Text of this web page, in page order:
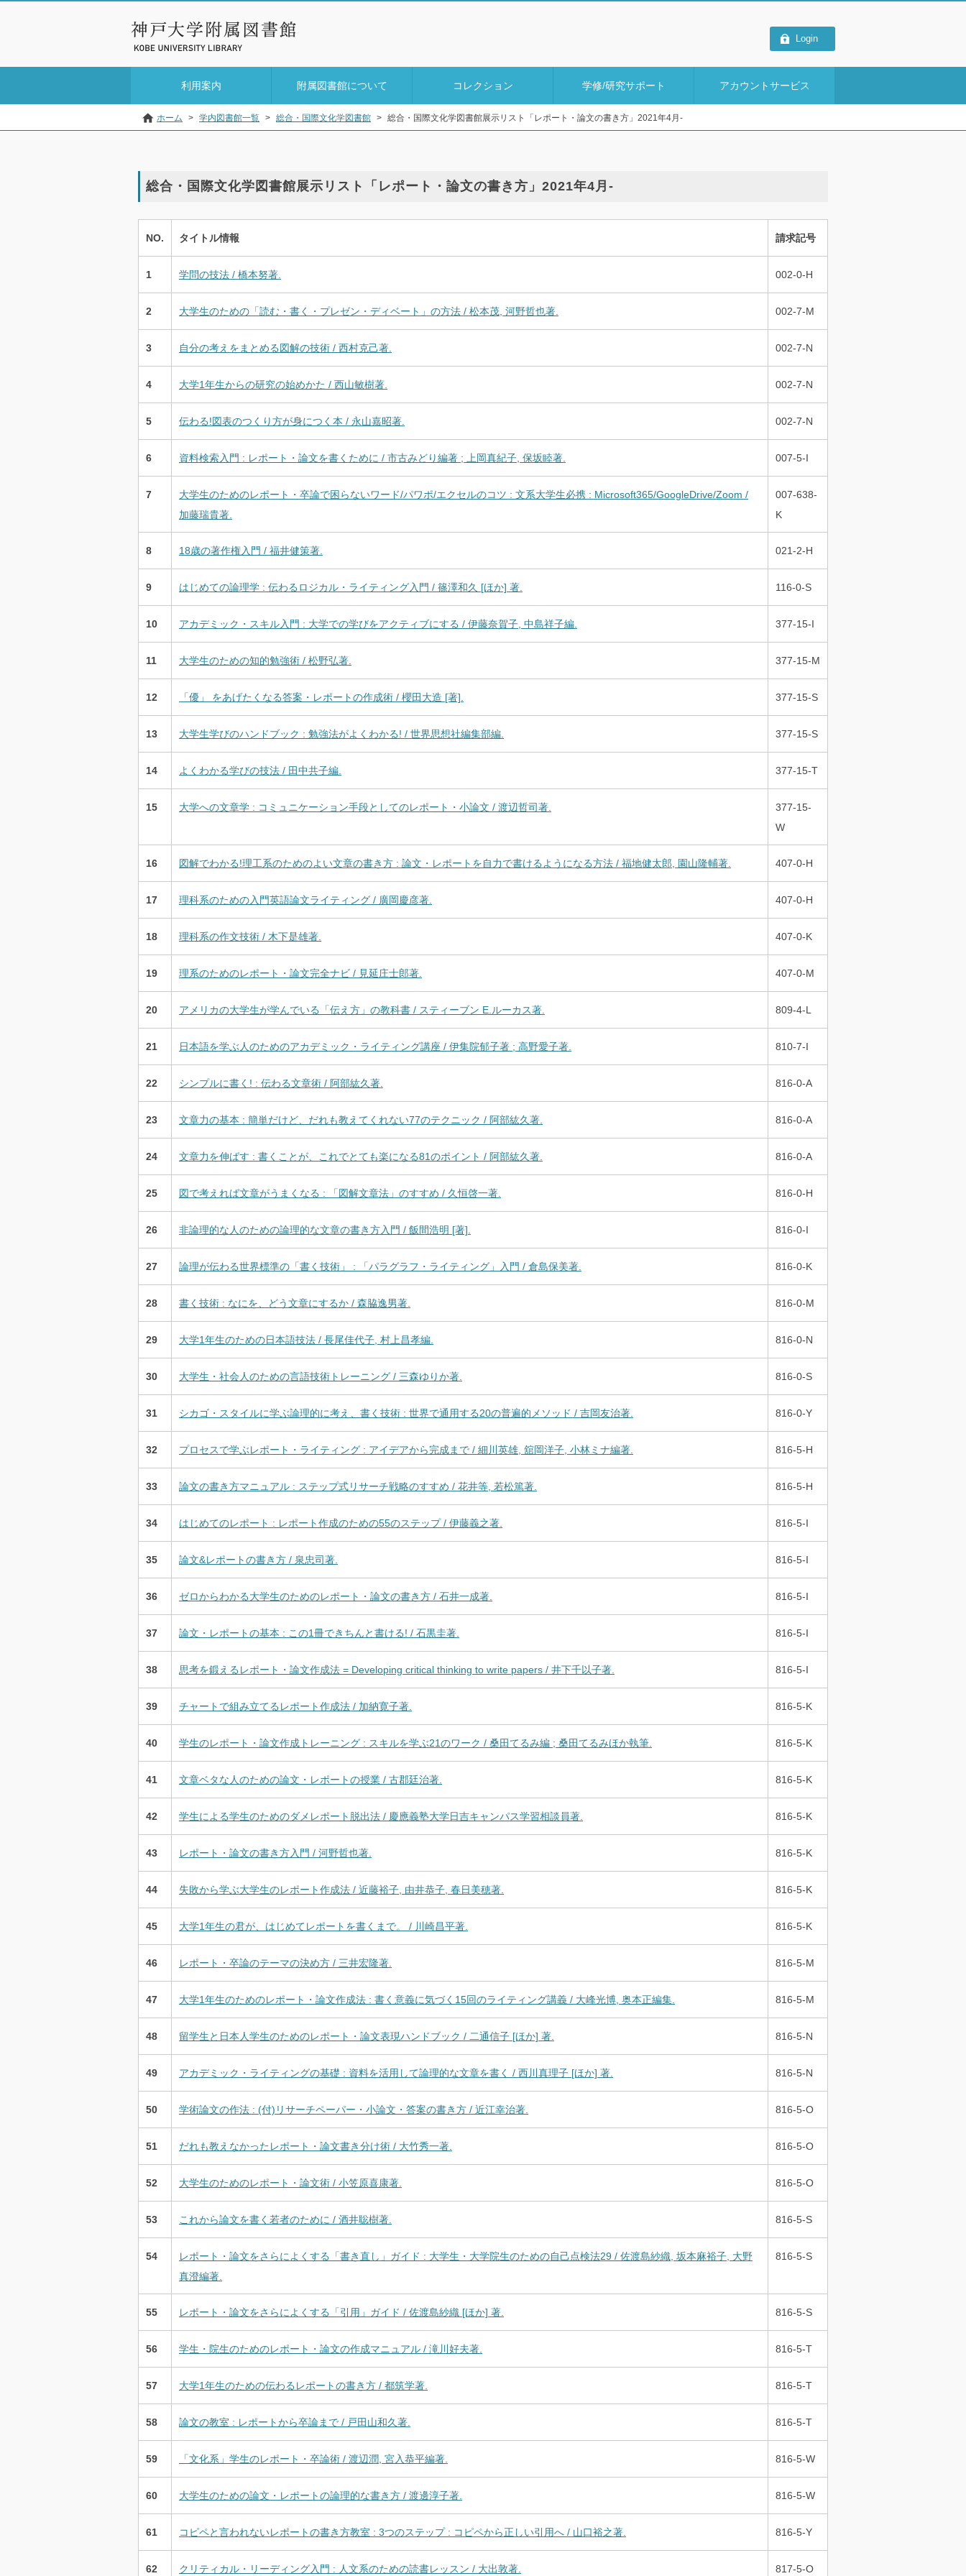
Login
利用案内 附属図書館について コレクション 学修/研究サポート アカウントサービス
ホーム > 学内図書館一覧 > 総合・国際文化学図書館 > 総合・国際文化学図書館展示リスト「レポート・論文の書き方」2021年4月-
総合・国際文化学図書館展示リスト「レポート・論文の書き方」2021年4月-
NO. タイトル情報 請求記号
1 学問の技法 / 橋本努著. 002-0-H
2 大学生のための「読む・書く・プレゼン・ディベート」の方法 / 松本茂, 河野哲也著. 002-7-M
3 自分の考えをまとめる図解の技術 / 西村克己著. 002-7-N
4 大学1年生からの研究の始めかた / 西山敏樹著. 002-7-N
5 伝わる!図表のつくり方が身につく本 / 永山嘉昭著. 002-7-N
6 資料検索入門 : レポート・論文を書くために / 市古みどり編著 ; 上岡真紀子, 保坂睦著. 007-5-I
7
大学生のためのレポート・卒論で困らないワード/パワポ/エクセルのコツ : 文系大学生必携 : Microsoft365/GoogleDrive/Zoom /
加藤瑞貴著.
007-638-
K
8 18歳の著作権入門 / 福井健策著. 021-2-H
9 はじめての論理学 : 伝わるロジカル・ライティング入門 / 篠澤和久 [ほか] 著. 116-0-S
10 アカデミック・スキル入門 : 大学での学びをアクティブにする / 伊藤奈賀子, 中島祥子編. 377-15-I
11 大学生のための知的勉強術 / 松野弘著. 377-15-M
12 「優」 をあげたくなる答案・レポートの作成術 / 櫻田大造 [著]. 377-15-S
13 大学生学びのハンドブック : 勉強法がよくわかる! / 世界思想社編集部編. 377-15-S
14 よくわかる学びの技法 / 田中共子編. 377-15-T
15 大学への文章学 : コミュニケーション手段としてのレポート・小論文 / 渡辺哲司著.
377-15-
W
16 図解でわかる!理工系のためのよい文章の書き方 : 論文・レポートを自力で書けるようになる方法 / 福地健太郎, 園山隆輔著. 407-0-H
17 理科系のための入門英語論文ライティング / 廣岡慶彦著. 407-0-H
18 理科系の作文技術 / 木下是雄著. 407-0-K
19 理系のためのレポート・論文完全ナビ / 見延庄士郎著. 407-0-M
20 アメリカの大学生が学んでいる「伝え方」の教科書 / スティーブン E.ルーカス著. 809-4-L
21 日本語を学ぶ人のためのアカデミック・ライティング講座 / 伊集院郁子著 ; 高野愛子著. 810-7-I
22 シンプルに書く! : 伝わる文章術 / 阿部紘久著. 816-0-A
23 文章力の基本 : 簡単だけど、だれも教えてくれない77のテクニック / 阿部紘久著. 816-0-A
24 文章力を伸ばす : 書くことが、これでとても楽になる81のポイント / 阿部紘久著. 816-0-A
25 図で考えれば文章がうまくなる : 「図解文章法」のすすめ / 久恒啓一著. 816-0-H
26 非論理的な人のための論理的な文章の書き方入門 / 飯間浩明 [著]. 816-0-I
27 論理が伝わる世界標準の「書く技術」 : 「パラグラフ・ライティング」入門 / 倉島保美著. 816-0-K
28 書く技術 : なにを、どう文章にするか / 森脇逸男著. 816-0-M
29 大学1年生のための日本語技法 / 長尾佳代子, 村上昌孝編. 816-0-N
30 大学生・社会人のための言語技術トレーニング / 三森ゆりか著. 816-0-S
31 シカゴ・スタイルに学ぶ論理的に考え、書く技術 : 世界で通用する20の普遍的メソッド / 吉岡友治著. 816-0-Y
32 プロセスで学ぶレポート・ライティング : アイデアから完成まで / 細川英雄, 舘岡洋子, 小林ミナ編著. 816-5-H
33 論文の書き方マニュアル : ステップ式リサーチ戦略のすすめ / 花井等, 若松篤著. 816-5-H
34 はじめてのレポート : レポート作成のための55のステップ / 伊藤義之著. 816-5-I
35 論文&レポートの書き方 / 泉忠司著. 816-5-I
36 ゼロからわかる大学生のためのレポート・論文の書き方 / 石井一成著. 816-5-I
37 論文・レポートの基本 : この1冊できちんと書ける! / 石黒圭著. 816-5-I
38 思考を鍛えるレポート・論文作成法 = Developing critical thinking to write papers / 井下千以子著. 816-5-I
39 チャートで組み立てるレポート作成法 / 加納寛子著. 816-5-K
40 学生のレポート・論文作成トレーニング : スキルを学ぶ21のワーク / 桑田てるみ編 ; 桑田てるみほか執筆. 816-5-K
41 文章ベタな人のための論文・レポートの授業 / 古郡廷治著. 816-5-K
42 学生による学生のためのダメレポート脱出法 / 慶應義塾大学日吉キャンパス学習相談員著. 816-5-K
43 レポート・論文の書き方入門 / 河野哲也著. 816-5-K
44 失敗から学ぶ大学生のレポート作成法 / 近藤裕子, 由井恭子, 春日美穂著. 816-5-K
45 大学1年生の君が、はじめてレポートを書くまで。 / 川崎昌平著. 816-5-K
46 レポート・卒論のテーマの決め方 / 三井宏隆著. 816-5-M
47 大学1年生のためのレポート・論文作成法 : 書く意義に気づく15回のライティング講義 / 大峰光博, 奥本正編集. 816-5-M
48 留学生と日本人学生のためのレポート・論文表現ハンドブック / 二通信子 [ほか] 著. 816-5-N
49 アカデミック・ライティングの基礎 : 資料を活用して論理的な文章を書く / 西川真理子 [ほか] 著. 816-5-N
50 学術論文の作法 : (付)リサーチペーパー・小論文・答案の書き方 / 近江幸治著. 816-5-O
51 だれも教えなかったレポート・論文書き分け術 / 大竹秀一著. 816-5-O
52 大学生のためのレポート・論文術 / 小笠原喜康著. 816-5-O
53 これから論文を書く若者のために / 酒井聡樹著. 816-5-S
54
レポート・論文をさらによくする「書き直し」ガイド : 大学生・大学院生のための自己点検法29 / 佐渡島紗織, 坂本麻裕子, 大野
真澄編著.
816-5-S
55 レポート・論文をさらによくする「引用」ガイド / 佐渡島紗織 [ほか] 著. 816-5-S
56 学生・院生のためのレポート・論文の作成マニュアル / 滝川好夫著. 816-5-T
57 大学1年生のための伝わるレポートの書き方 / 都筑学著. 816-5-T
58 論文の教室 : レポートから卒論まで / 戸田山和久著. 816-5-T
59 「文化系」学生のレポート・卒論術 / 渡辺潤, 宮入恭平編著. 816-5-W
60 大学生のための論文・レポートの論理的な書き方 / 渡邊淳子著. 816-5-W
61 コピペと言われないレポートの書き方教室 : 3つのステップ : コピペから正しい引用へ / 山口裕之著. 816-5-Y
62 クリティカル・リーディング入門 : 人文系のための読書レッスン / 大出敦著. 817-5-O